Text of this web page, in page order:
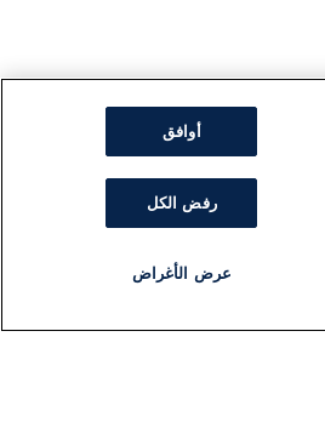
أوافق
رفض الكل
عرض الأغراض